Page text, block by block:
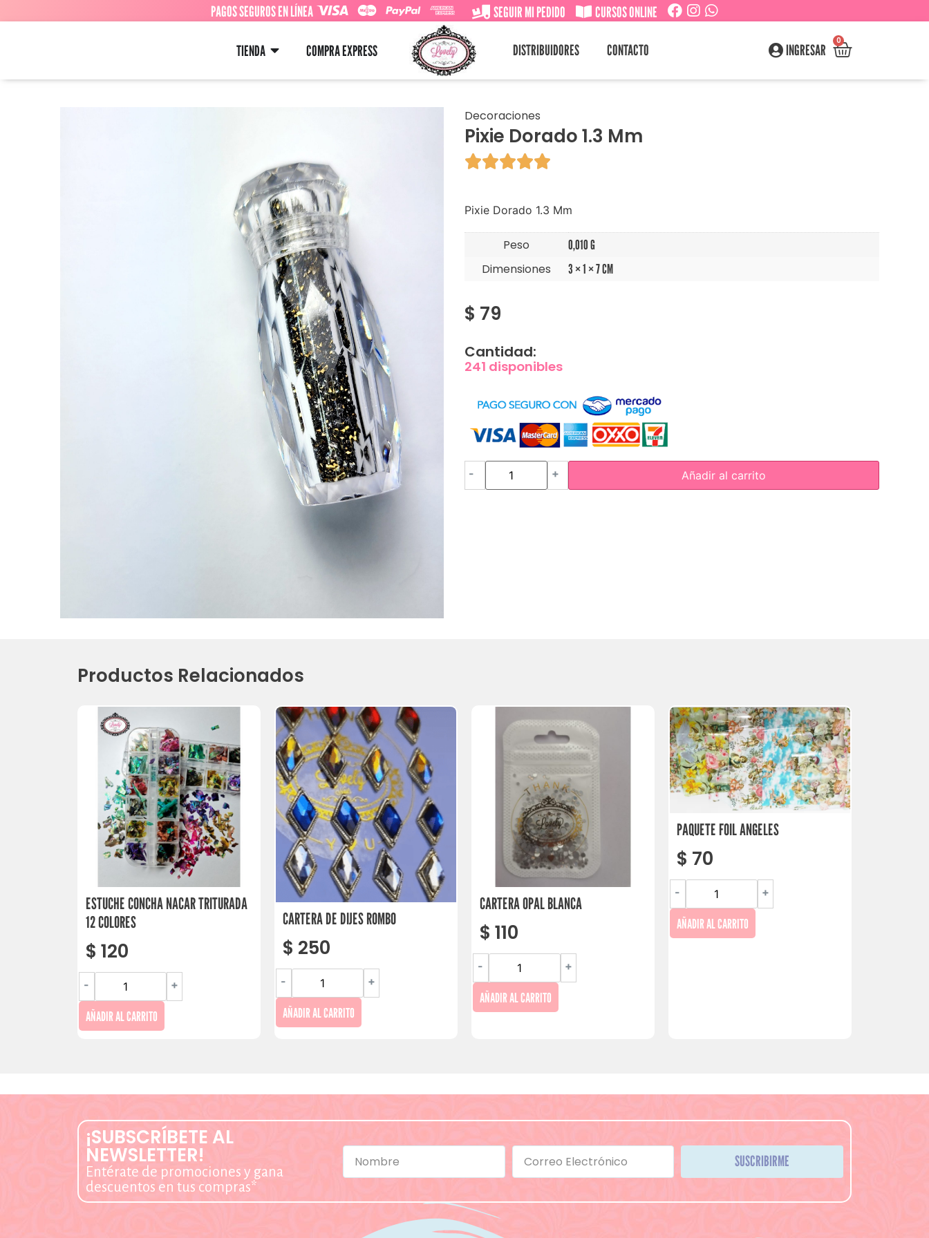
PAGOS SEGUROS EN LÍNEA SEGUIR MI PEDIDO CURSOS ONLINE
TIENDA COMPRA EXPRESS DISTRIBUIDORES CONTACTO INGRESAR
0
Decoraciones
Pixie Dorado 1.3 Mm

Pixie Dorado 1.3 Mm
Peso 0,010 G
Dimensiones 3 × 1 × 7 CM
$ 79
Cantidad:
241 disponibles
- + Añadir al carrito
Productos Relacionados
ESTUCHE CONCHA NACAR TRITURADA
12 COLORES
$ 120
- +
AÑADIR AL CARRITO
CARTERA DE DIJES ROMBO
$ 250
- +
AÑADIR AL CARRITO
CARTERA OPAL BLANCA
$ 110
- +
AÑADIR AL CARRITO
PAQUETE FOIL ANGELES
$ 70
- +
AÑADIR AL CARRITO
¡SUBSCRÍBETE AL
NEWSLETTER!
Entérate de promociones y gana
descuentos en tus compras*
SUSCRIBIRME